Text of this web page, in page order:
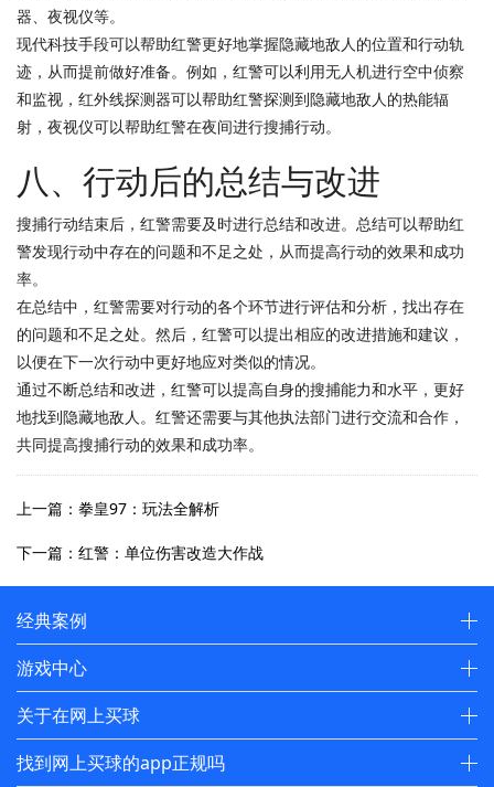
器、夜视仪等。
现代科技手段可以帮助红警更好地掌握隐藏地敌人的位置和行动轨
迹，从而提前做好准备。例如，红警可以利用无人机进行空中侦察
和监视，红外线探测器可以帮助红警探测到隐藏地敌人的热能辐
射，夜视仪可以帮助红警在夜间进行搜捕行动。
八、行动后的总结与改进
搜捕行动结束后，红警需要及时进行总结和改进。总结可以帮助红
警发现行动中存在的问题和不足之处，从而提高行动的效果和成功
率。
在总结中，红警需要对行动的各个环节进行评估和分析，找出存在
的问题和不足之处。然后，红警可以提出相应的改进措施和建议，
以便在下一次行动中更好地应对类似的情况。
通过不断总结和改进，红警可以提高自身的搜捕能力和水平，更好
地找到隐藏地敌人。红警还需要与其他执法部门进行交流和合作，
共同提高搜捕行动的效果和成功率。
上一篇：拳皇97：玩法全解析
下一篇：红警：单位伤害改造大作战
经典案例
游戏中心
关于在网上买球
找到网上买球的app正规吗